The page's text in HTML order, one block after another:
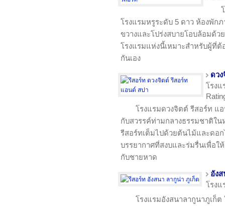
โรงแรมหรูระดับ 5 ดาว ห้องพัก
ขวางและโปร่งสบายโอบล้อมด้
โรงแรมแห่งนี้เหมาะสำหรับผู้ที่ต้
กันเอง
ดว
โรง
โรงแรมดวงจิตต์ รีสอร์ท แ
กับสวรรค์ท่ามกลางธรรมชาติใ
รีสอร์ทเต็มไปด้วยต้นไม้และดอ
บรรยากาศที่สงบและร่มรื่นเพื่อ
กับชายหาด
อัง
โรง
โรงแรมอังสนาลากูนาภูเก็